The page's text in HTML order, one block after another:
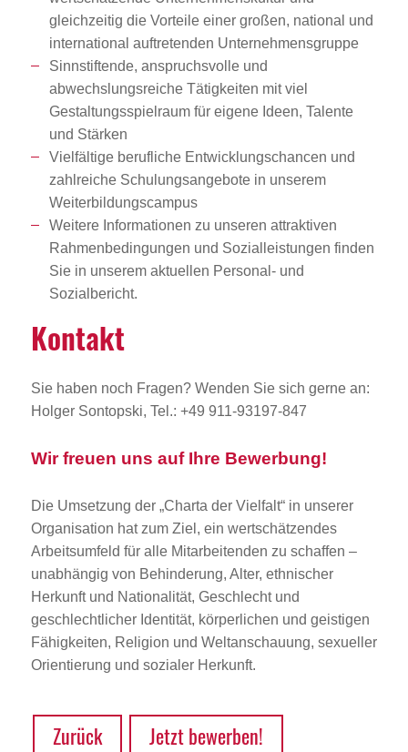
gleichzeitig die Vorteile einer großen, national und
international auftretenden Unternehmensgruppe
Sinnstiftende, anspruchsvolle und
abwechslungsreiche Tätigkeiten mit viel
Gestaltungsspielraum für eigene Ideen, Talente
und Stärken
Vielfältige berufliche Entwicklungschancen und
zahlreiche Schulungsangebote in unserem
Weiterbildungscampus
Weitere Informationen zu unseren attraktiven
Rahmenbedingungen und Sozialleistungen finden
Sie in unserem aktuellen Personal- und
Sozialbericht.
Kontakt
Sie haben noch Fragen? Wenden Sie sich gerne an:
Holger Sontopski, Tel.: +49 911-93197-847
Wir freuen uns auf Ihre Bewerbung!
Die Umsetzung der „Charta der Vielfalt“ in unserer
Organisation hat zum Ziel, ein wertschätzendes
Arbeitsumfeld für alle Mitarbeitenden zu schaffen –
unabhängig von Behinderung, Alter, ethnischer
Herkunft und Nationalität, Geschlecht und
geschlechtlicher Identität, körperlichen und geistigen
Fähigkeiten, Religion und Weltanschauung, sexueller
Orientierung und sozialer Herkunft.
Zurück Jetzt bewerben!